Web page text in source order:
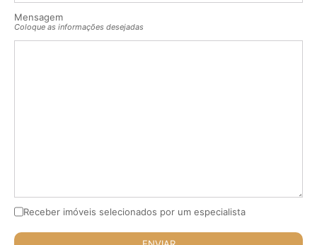
Mensagem
Coloque as informações desejadas
Receber imóveis selecionados por um especialista